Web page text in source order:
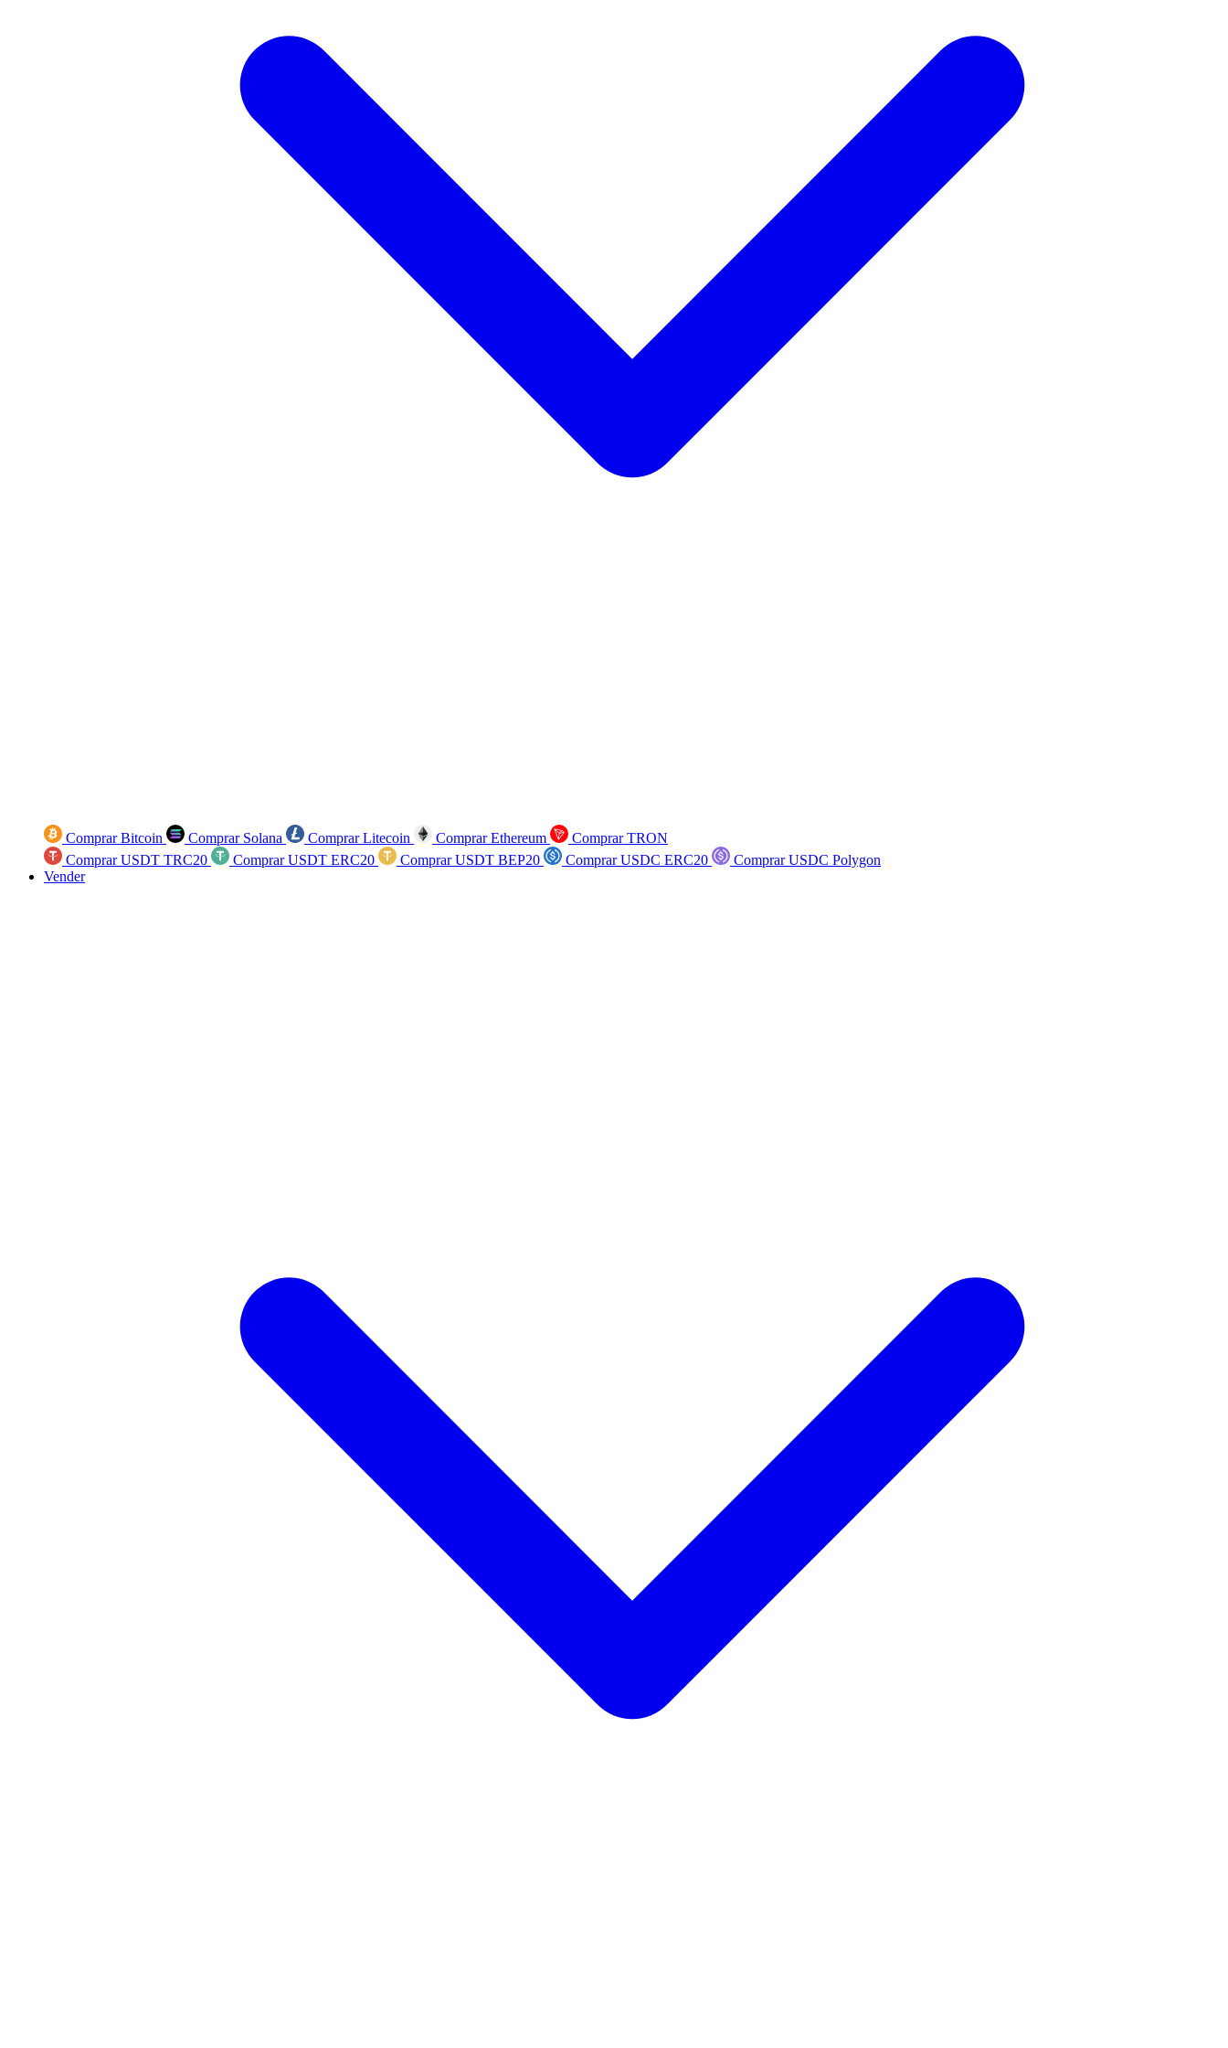
Comprar Bitcoin Comprar Solana Comprar Litecoin Comprar Ethereum
Comprar TRON
Comprar USDT TRC20
Comprar USDT ERC20 Comprar USDT BEP20 Comprar USDC ERC20
Comprar USDC Polygon
Vender